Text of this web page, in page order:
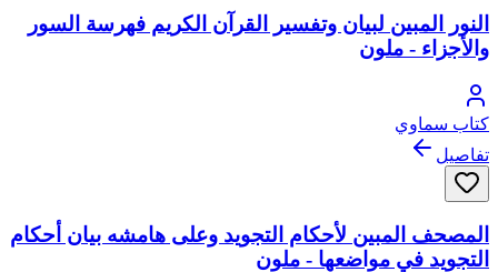
النور المبين لبيان وتفسير القرآن الكريم فهرسة السور
والأجزاء - ملون
كتاب سماوي
تفاصيل
المصحف المبين لأحكام التجويد وعلى هامشه بيان أحكام
التجويد في مواضعها - ملون